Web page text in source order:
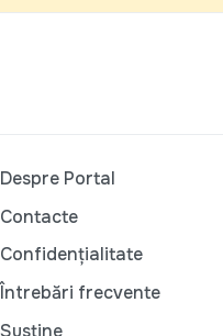
Despre Portal
Contacte
Confidențialitate
Întrebări frecvente
Susține